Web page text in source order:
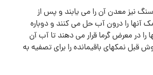
نیز معدن آن را می یابند و پس از
آنها را درون آب حل می کنند و دوباره
را در معرض گرما قرار می دهند تا آب آن
قبل نمکهای باقیمانده را برای تصفیه به